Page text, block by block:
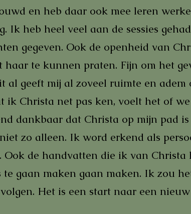
en heb daar ook mee leren
Ik heb heel veel aan de sessies
gegeven. Ook de openheid van
haar te kunnen praten. Fijn om het
al geeft mij al zoveel ruimte en
ik Christa net pas ken, voelt het of
dankbaar dat Christa op mijn pad
zo alleen. Ik word erkend als
de handvatten die ik van Christa
te gaan maken gaan maken. Ik zou
Het is een start naar een